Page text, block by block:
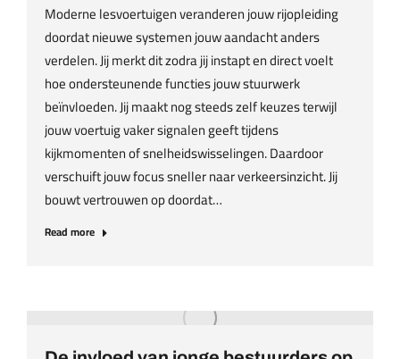
Moderne lesvoertuigen veranderen jouw rijopleiding
doordat nieuwe systemen jouw aandacht anders
verdelen. Jij merkt dit zodra jij instapt en direct voelt
hoe ondersteunende functies jouw stuurwerk
beïnvloeden. Jij maakt nog steeds zelf keuzes terwijl
jouw voertuig vaker signalen geeft tijdens
kijkmomenten of snelheidswisselingen. Daardoor
verschuift jouw focus sneller naar verkeersinzicht. Jij
bouwt vertrouwen op doordat…
Read more